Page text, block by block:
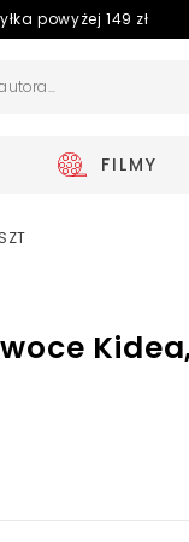
powyżej 149 zł
FILMY